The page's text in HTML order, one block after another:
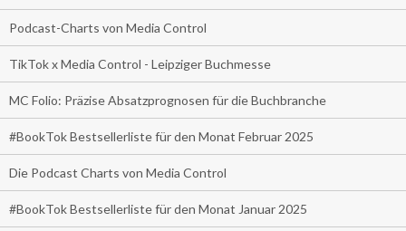
Podcast-Charts von Media Control
TikTok x Media Control - Leipziger Buchmesse
MC Folio: Präzise Absatzprognosen für die Buchbranche
#BookTok Bestsellerliste für den Monat Februar 2025
Die Podcast Charts von Media Control
#BookTok Bestsellerliste für den Monat Januar 2025